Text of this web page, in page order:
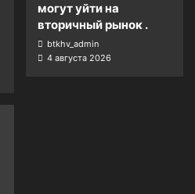
могут уйти на
вторичный рынок .
btkhv_admin
4 августа 2026